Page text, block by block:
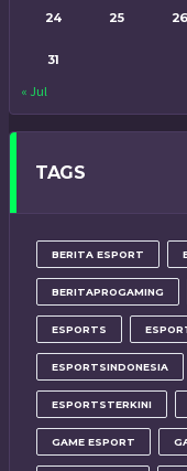
24 25 26
31
« Jul
TAGS
BERITA ESPORT
BERITAPROGAMING
ESPORTS
ESPORTSINDONESIA
ESPORTSTERKINI
GAME ESPORT